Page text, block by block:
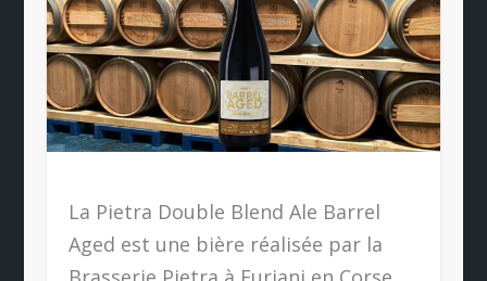
La Pietra Double Blend Ale Barrel
Aged est une bière réalisée par la